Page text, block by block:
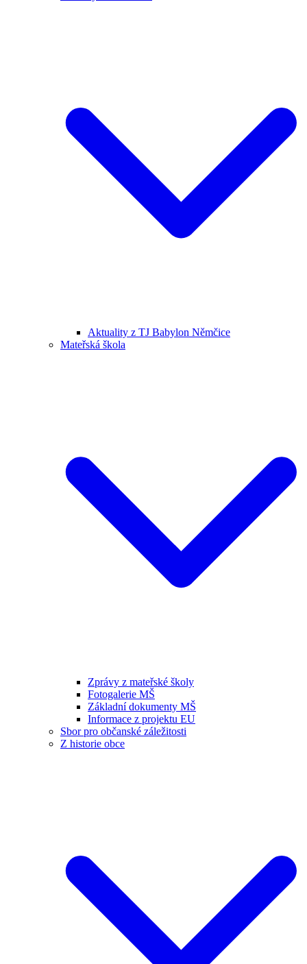
Aktuality z TJ Babylon Němčice
Mateřská škola
Zprávy z mateřské školy
Fotogalerie MŠ
Základní dokumenty MŠ
Informace z projektu EU
Sbor pro občanské záležitosti
Z historie obce